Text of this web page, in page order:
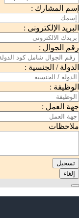
إسم المشارك :
البريد الإلكترونى :
رقم الجوال :
الدولة / الجنسية :
الوظيفة :
جهة العمل :
ملاحظات
تسجيل
إلغاء